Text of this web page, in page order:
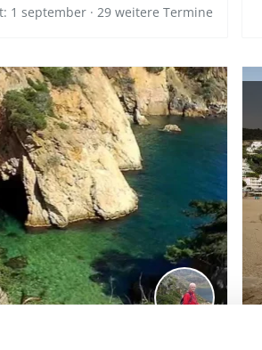
1 september · 29 weitere Termine